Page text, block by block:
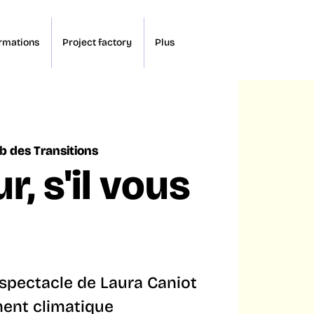
Project factory Plus
des Transitions
s'il vous
de Laura Caniot
climatique